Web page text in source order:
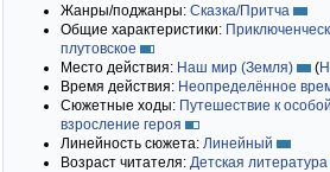
Жанры/поджанры: Сказка/Притча
Общие характеристики:
плутовское
Место действия: Наш мир (Земля) (
Время действия: Неопределённое
Сюжетные ходы: Путешествие к
взросление героя
Линейность сюжета: Линейный
Возраст читателя: Детская литература